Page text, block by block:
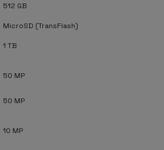
512 GB
MicroSD (TransFlash)
1 TB
50 MP
50 MP
10 MP